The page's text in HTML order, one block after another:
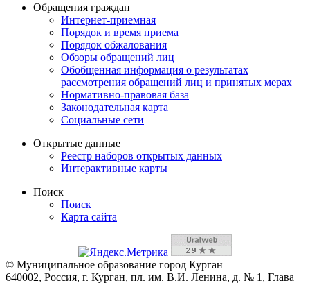
Обращения граждан
Интернет-приемная
Порядок и время приема
Порядок обжалования
Обзоры обращений лиц
Обобщенная информация о результатах
рассмотрения обращений лиц и принятых мерах
Нормативно-правовая база
Законодательная карта
Социальные сети
Открытые данные
Реестр наборов открытых данных
Интерактивные карты
Поиск
Поиск
Карта сайта
© Муниципальное образование город Курган
640002, Россия, г. Курган, пл. им. В.И. Ленина, д. № 1, Глава